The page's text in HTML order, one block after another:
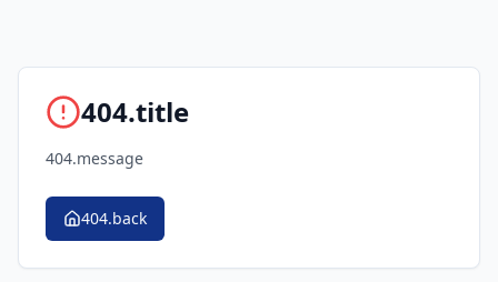
404.title
404.message
404.back